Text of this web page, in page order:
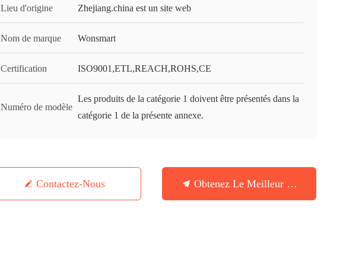
Lieu d'origine Zhejiang.china est un site web
Nom de marque Wonsmart
Certification ISO9001,ETL,REACH,ROHS,CE
Numéro de modèle
Les produits de la catégorie 1 doivent être présentés dans la
catégorie 1 de la présente annexe.
Contactez-Nous Obtenez Le Meilleur Prix